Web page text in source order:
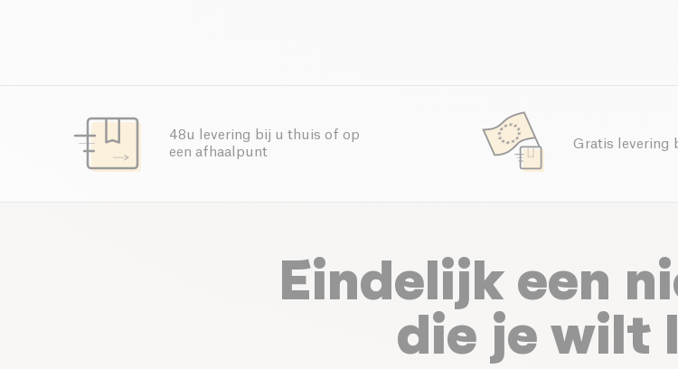
48u levering bij u thuis of op
een afhaalpunt
Gratis levering
Eindelijk een
die je wilt